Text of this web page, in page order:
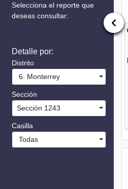
Selecciona el reporte que
deseas consultar:
Detalle por:
Distrito
6. Monterrey
Sección
Sección 1243
Casilla
Todas